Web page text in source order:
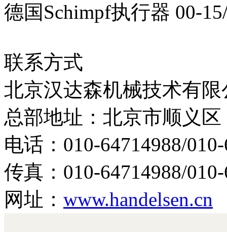
德国Schimpf执行器 00-
联系方式
北京汉达森机械技术有限
总部地址：北京市顺义
电话：010-64714988/
传真：010-64714988/
网址： www.handelsen.cn